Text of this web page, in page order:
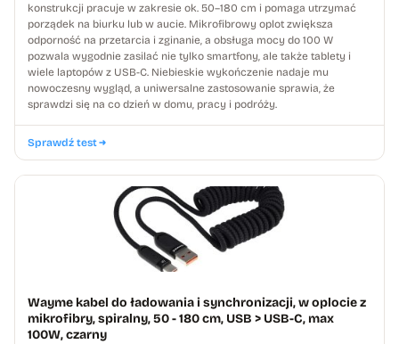
konstrukcji pracuje w zakresie ok. 50–180 cm i pomaga utrzymać
porządek na biurku lub w aucie. Mikrofibrowy oplot zwiększa
odporność na przetarcia i zginanie, a obsługa mocy do 100 W
pozwala wygodnie zasilać nie tylko smartfony, ale także tablety i
wiele laptopów z USB-C. Niebieskie wykończenie nadaje mu
nowoczesny wygląd, a uniwersalne zastosowanie sprawia, że
sprawdzi się na co dzień w domu, pracy i podróży.
Sprawdź test
Wayme kabel do ładowania i synchronizacji, w oplocie z
mikrofibry, spiralny, 50 - 180 cm, USB > USB-C, max
100W, czarny